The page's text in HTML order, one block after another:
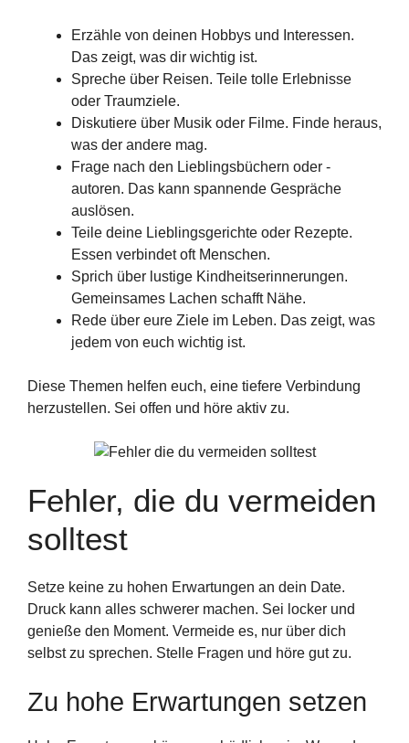
Erzähle von deinen Hobbys und Interessen.
Das zeigt, was dir wichtig ist.
Spreche über Reisen. Teile tolle Erlebnisse
oder Traumziele.
Diskutiere über Musik oder Filme. Finde heraus,
was der andere mag.
Frage nach den Lieblingsbüchern oder -
autoren. Das kann spannende Gespräche
auslösen.
Teile deine Lieblingsgerichte oder Rezepte.
Essen verbindet oft Menschen.
Sprich über lustige Kindheitserinnerungen.
Gemeinsames Lachen schafft Nähe.
Rede über eure Ziele im Leben. Das zeigt, was
jedem von euch wichtig ist.
Diese Themen helfen euch, eine tiefere Verbindung
herzustellen. Sei offen und höre aktiv zu.
Fehler, die du vermeiden
solltest
Setze keine zu hohen Erwartungen an dein Date.
Druck kann alles schwerer machen. Sei locker und
genieße den Moment. Vermeide es, nur über dich
selbst zu sprechen. Stelle Fragen und höre gut zu.
Zu hohe Erwartungen setzen